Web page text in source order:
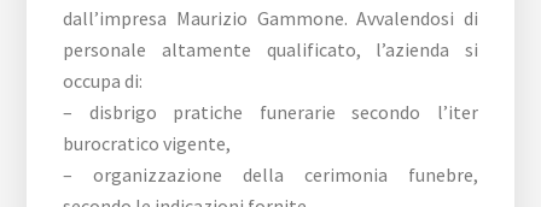
dall’impresa Maurizio Gammone. Avvalendosi di
personale altamente qualificato, l’azienda si
occupa di:
– disbrigo pratiche funerarie secondo l’iter
burocratico vigente,
– organizzazione della cerimonia funebre,